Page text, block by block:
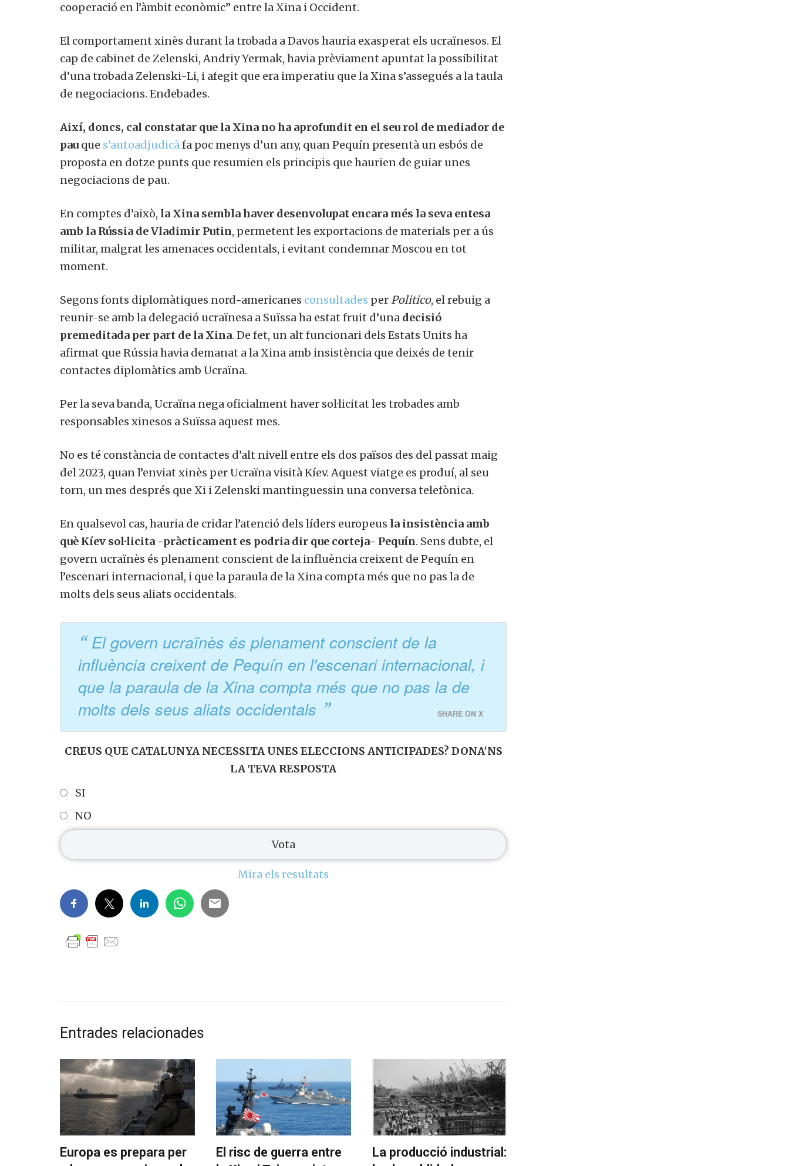
cooperació en l’àmbit econòmic” entre la Xina i Occident.
El comportament xinès durant la trobada a Davos hauria exasperat els ucraïnesos. El
cap de cabinet de Zelenski, Andriy Yermak, havia prèviament apuntat la possibilitat
d’una trobada Zelenski-Li, i afegit que era imperatiu que la Xina s’assegués a la taula
de negociacions. Endebades.
Així, doncs, cal constatar que la Xina no ha aprofundit en el seu rol de mediador de
pauques’autoadjudicàfa poc menys d’un any, quan Pequín presentà un esbós de
proposta en dotze punts que resumien els principis que haurien de guiar unes
negociacions de pau.
En comptes d’això,la Xina sembla haver desenvolupat encara més la seva entesa
amb la Rússia de Vladimir Putin, permetent les exportacions de materials per a ús
militar, malgrat les amenaces occidentals, i evitant condemnar Moscou en tot
moment.
Segons fonts diplomàtiques nord-americanesconsultadesperPolitico, el rebuig a
reunir-se amb la delegació ucraïnesa a Suïssa ha estat fruit d’unadecisió
premeditada per part de la Xina. De fet, un alt funcionari dels Estats Units ha
afirmat que Rússia havia demanat a la Xina amb insistència que deixés de tenir
contactes diplomàtics amb Ucraïna.
Per la seva banda, Ucraïna nega oficialment haver sol·licitat les trobades amb
responsables xinesos a Suïssa aquest mes.
No es té constància de contactes d’alt nivell entre els dos països des del passat maig
del 2023, quan l’enviat xinès per Ucraïna visità Kíev. Aquest viatge es produí, al seu
torn, un mes després que Xi i Zelenski mantinguessin una conversa telefònica.
En qualsevol cas, hauria de cridar l’atenció dels líders europeusla insistència amb
què Kíev sol·licita -pràcticament es podria dir que corteja- Pequín. Sens dubte, el
govern ucraïnès és plenament conscient de la influència creixent de Pequín en
l’escenari internacional, i que la paraula de la Xina compta més que no pas la de
molts dels seus aliats occidentals.
El govern ucraïnès és plenament conscient de la
influència creixent de Pequín en l'escenari internacional, i
que la paraula de la Xina compta més que no pas la de
molts dels seus aliats occidentals
SHARE ON X
CREUS QUE CATALUNYA NECESSITA UNES ELECCIONS ANTICIPADES? DONA'NS
LA TEVA RESPOSTA
SI
NO
Mira els resultats
Entrades relacionades
Europa es prepara per
El risc de guerra entre
La producció industrial:
Vols col·laborar a Converses a Catalunya?
Si, vull col·laborar
activament
No, però vull rebre el
butlletí